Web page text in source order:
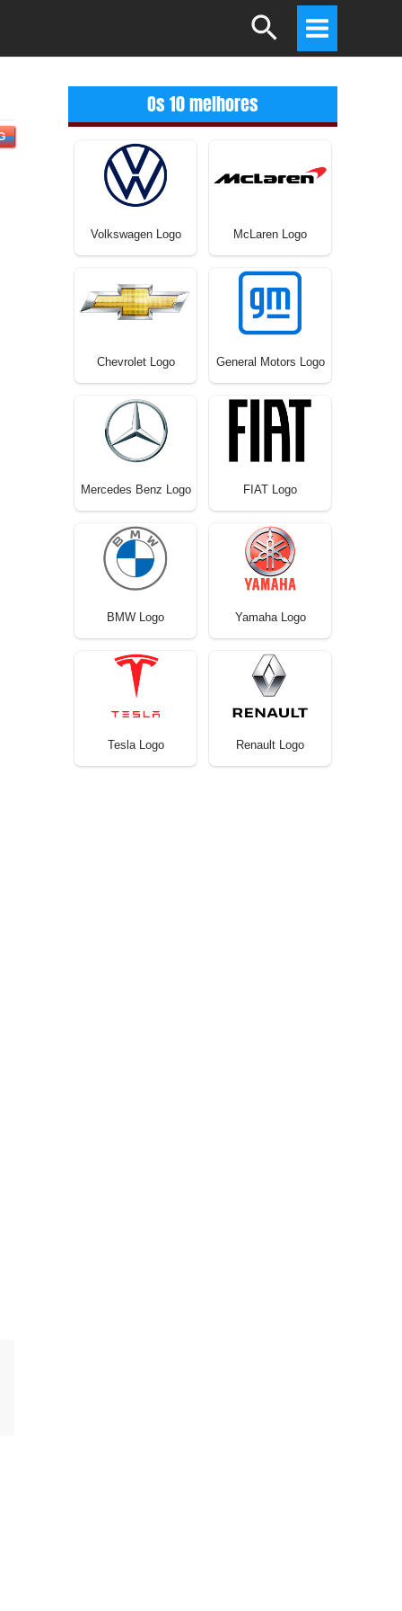
Search
Main
Menu
Os 10 melhores
Volkswagen Logo McLaren Logo
Chevrolet Logo General Motors Logo
Mercedes Benz Logo FIAT Logo
BMW Logo Yamaha Logo
Tesla Logo Renault Logo